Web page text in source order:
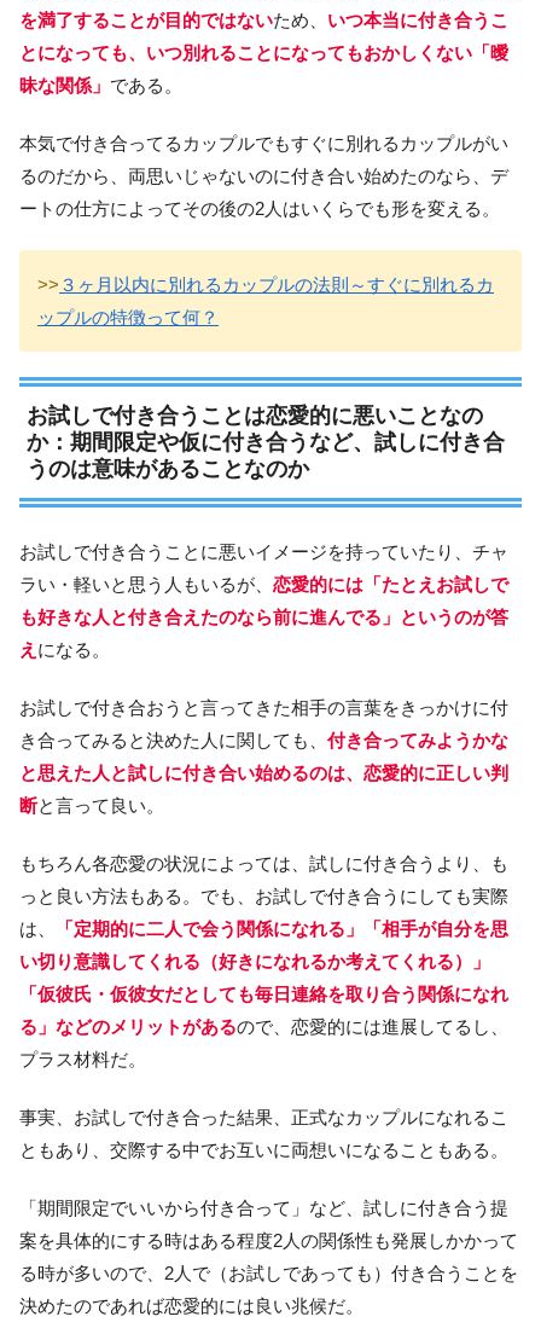
を満了することが目的ではないため、 いつ本当に付き合うこ
とになっても、いつ別れることになってもおかしくない「曖
昧な関係」 である。
本気で付き合ってるカップルでもすぐに別れるカップルがい
るのだから、両思いじゃないのに付き合い始めたのなら、デ
ートの仕方によってその後の2人はいくらでも形を変える。
>> ３ヶ月以内に別れるカップルの法則～すぐに別れるカ
ップルの特徴って何？
お試しで付き合うことは恋愛的に悪いことなの
か：期間限定や仮に付き合うなど、試しに付き合
うのは意味があることなのか
お試しで付き合うことに悪いイメージを持っていたり、チャ
ラい・軽いと思う人もいるが、 恋愛的には「たとえお試しで
も好きな人と付き合えたのなら前に進んでる」というのが答
え になる。
お試しで付き合おうと言ってきた相手の言葉をきっかけに付
き合ってみると決めた人に関しても、 付き合ってみようかな
と思えた人と試しに付き合い始めるのは、恋愛的に正しい判
断と言って良い。
もちろん各恋愛の状況によっては、試しに付き合うより、も
っと良い方法もある。でも、お試しで付き合うにしても実際
は、
「定期的に二人で会う関係になれる」「相手が自分を思
い切り意識してくれる（好きになれるか考えてくれる）」
「仮彼氏・仮彼女だとしても毎日連絡を取り合う関係になれ
る」などのメリットがあるので、恋愛的には進展してるし、
プラス材料だ。
事実、お試しで付き合った結果、正式なカップルになれるこ
ともあり、交際する中でお互いに両想いになることもある。
「期間限定でいいから付き合って」など、試しに付き合う提
案を具体的にする時はある程度2人の関係性も発展しかかって
る時が多いので、2人で（お試しであっても）付き合うことを
決めたのであれば恋愛的には良い兆候だ。